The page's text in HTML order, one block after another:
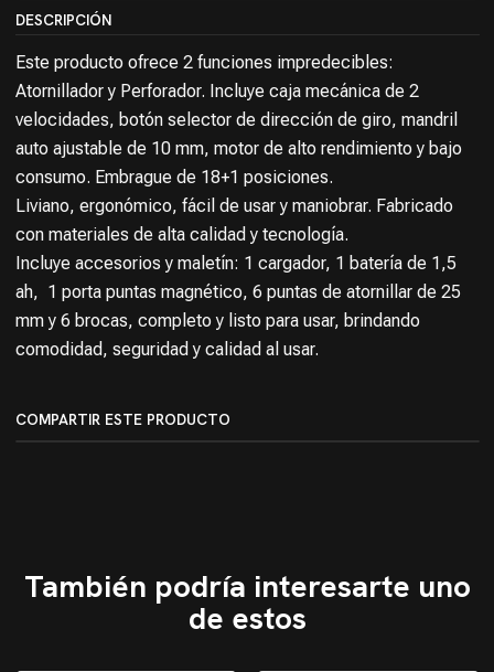
DESCRIPCIÓN
Este producto ofrece 2 funciones impredecibles:
Atornillador y Perforador. Incluye caja mecánica de 2
velocidades, botón selector de dirección de giro, mandril
auto ajustable de 10 mm, motor de alto rendimiento y bajo
consumo. Embrague de 18+1 posiciones.
Liviano, ergonómico, fácil de usar y maniobrar. Fabricado
con materiales de alta calidad y tecnología.
Incluye accesorios y maletín: 1 cargador, 1 batería de 1,5
ah, 1 porta puntas magnético, 6 puntas de atornillar de 25
mm y 6 brocas, completo y listo para usar, brindando
comodidad, seguridad y calidad al usar.
COMPARTIR ESTE PRODUCTO
También podría interesarte uno
de estos